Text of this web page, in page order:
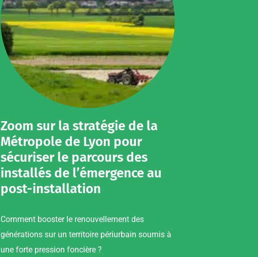
Zoom sur la stratégie de la
Métropole de Lyon pour
sécuriser le parcours des
installés de l’émergence au
post-installation
Comment booster le renouvellement des
générations sur un territoire périurbain soumis à
une forte pression foncière ?